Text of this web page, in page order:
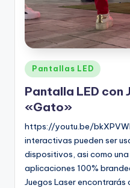
Pantallas LED
Pantalla LED
«Gato»
https://youtu.be/
interactivas pueden ser
dispositivos, asi como
aplicaciones 100%
Juegos Laser encontrarás